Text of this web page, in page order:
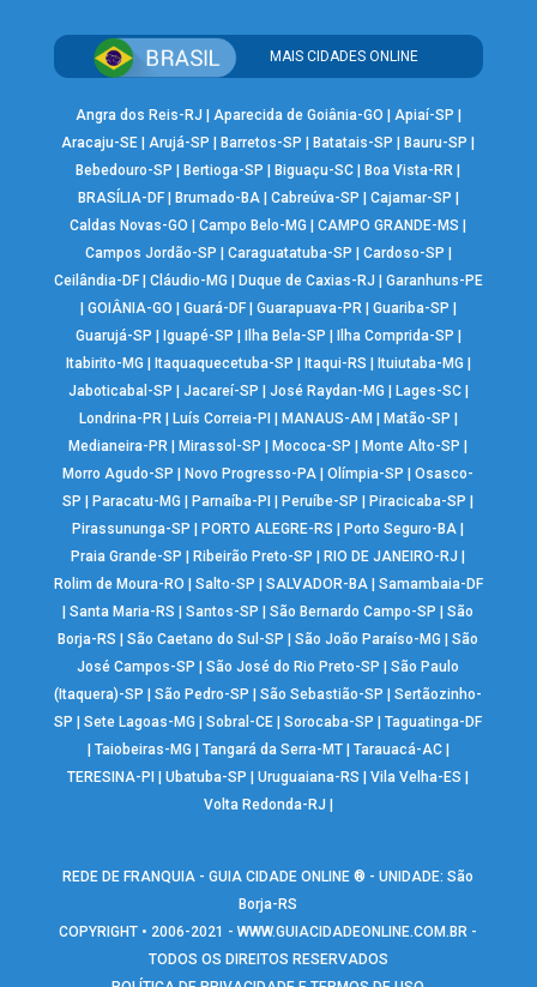
MAIS CIDADES ONLINE
Angra dos Reis-RJ | Aparecida de Goiânia-GO | Apiaí-SP |
Aracaju-SE | Arujá-SP |Barretos-SP |Batatais-SP |Bauru-SP |
Bebedouro-SP |Bertioga-SP |Biguaçu-SC |Boa Vista-RR |
BRASÍLIA-DF| Brumado-BA| Cabreúva-SP | Cajamar-SP |
Caldas Novas-GO |Campo Belo-MG |CAMPO GRANDE-MS |
Campos Jordão-SP | Caraguatatuba-SP | Cardoso-SP |
Ceilândia-DF| Cláudio-MG | Duque de Caxias-RJ | Garanhuns-PE
| GOIÂNIA-GO | Guará-DF| Guarapuava-PR | Guariba-SP |
Guarujá-SP | Iguapé-SP | Ilha Bela-SP | Ilha Comprida-SP |
Itabirito-MG | Itaquaquecetuba-SP | Itaqui-RS | Ituiutaba-MG |
Jaboticabal-SP | Jacareí-SP | José Raydan-MG | Lages-SC|
Londrina-PR | Luís Correia-PI | MANAUS-AM | Matão-SP |
Medianeira-PR |Mirassol-SP |Mococa-SP |Monte Alto-SP |
Morro Agudo-SP |Novo Progresso-PA |Olímpia-SP |Osasco-
SP |Paracatu-MG |Parnaíba-PI |Peruíbe-SP |Piracicaba-SP |
Pirassununga-SP |PORTO ALEGRE-RS |Porto Seguro-BA |
Praia Grande-SP |Ribeirão Preto-SP |RIO DE JANEIRO-RJ |
Rolim de Moura-RO | Salto-SP | SALVADOR-BA| Samambaia-DF
|Santa Maria-RS |Santos-SP |São Bernardo Campo-SP |São
Borja-RS |São Caetano do Sul-SP |São João Paraíso-MG |São
José Campos-SP |São José do Rio Preto-SP |São Paulo
(Itaquera)-SP |São Pedro-SP |São Sebastião-SP |Sertãozinho-
SP |Sete Lagoas-MG |Sobral-CE |Sorocaba-SP |Taguatinga-DF
| Taiobeiras-MG | Tangará da Serra-MT| Tarauacá-AC|
TERESINA-PI |Ubatuba-SP |Uruguaiana-RS |Vila Velha-ES |
Volta Redonda-RJ |
REDE DE FRANQUIA - GUIA CIDADE ONLINE ® - UNIDADE: São
Borja-RS
COPYRIGHT • 2006-2021 -WWW.GUIACIDADEONLINE.COM.BR -
TODOS OS DIREITOS RESERVADOS